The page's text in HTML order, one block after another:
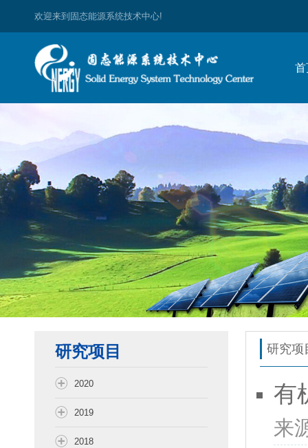
欢迎来到固态能源系统技术中心!
首
研究项目
2020
2019
2018
研究项
有
来